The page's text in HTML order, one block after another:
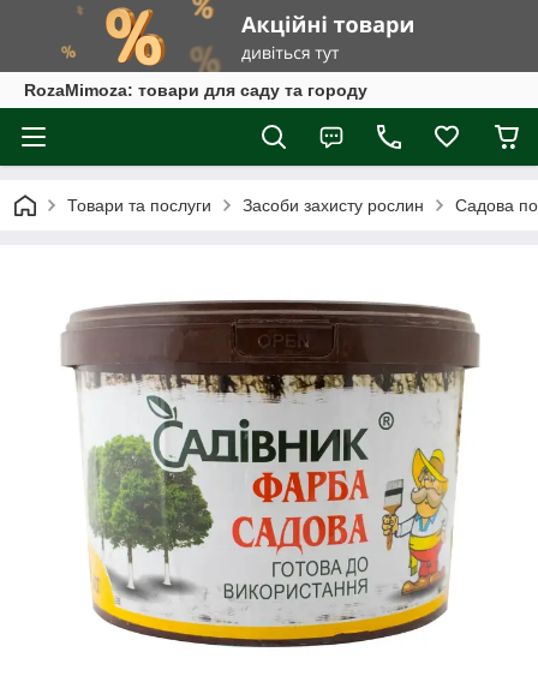
RozaMimoza: товари для саду та городу
Товари та послуги Засоби захисту рослин Садова